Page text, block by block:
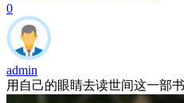
0
admin
用自己的眼睛去读世间这一部书